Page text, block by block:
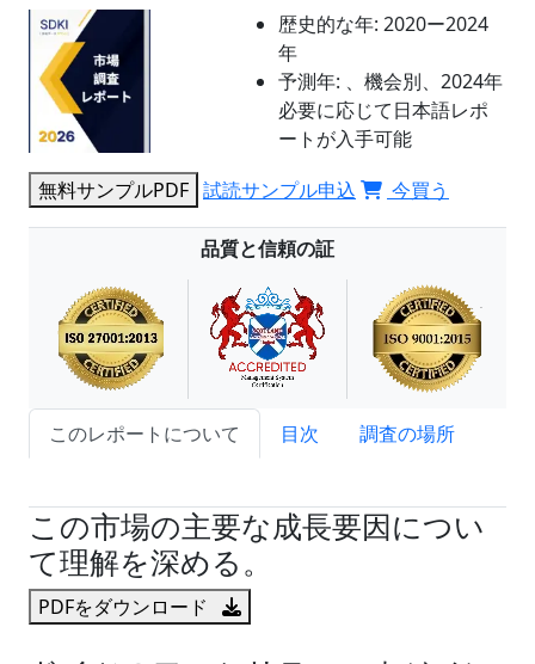
歴史的な年: 2020ー2024
年
予測年: 、機会別、2024年
必要に応じて日本語レポ
ートが入手可能
無料サンプルPDF 試読サンプル申込 今買う
品質と信頼の証
このレポートについて 目次
調査の場所
この市場の主要な成長要因につい
て理解を深める。
PDFをダウンロード